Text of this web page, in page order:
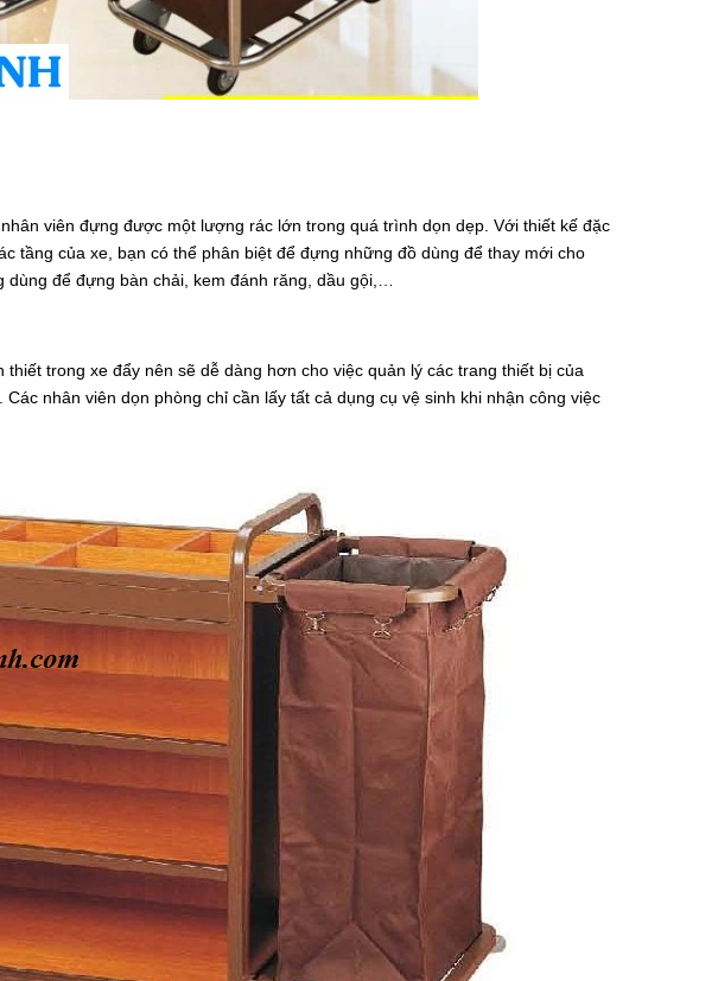
viên đựng được một lượng rác lớn trong quá trình dọn dẹp. Với thiết kế đặc
tầng của xe, bạn có thể phân biệt để đựng những đồ dùng để thay mới cho
để đựng bàn chải, kem đánh răng, dầu gội,…
trong xe đẩy nên sẽ dễ dàng hơn cho việc quản lý các trang thiết bị của
nhân viên dọn phòng chỉ cần lấy tất cả dụng cụ vệ sinh khi nhận công việc